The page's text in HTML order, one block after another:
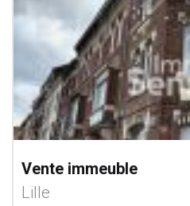
Vente immeuble
Lille